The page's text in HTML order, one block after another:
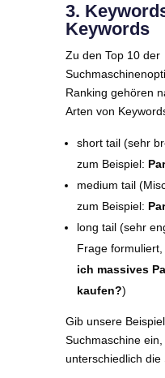
3.
Keywords
Zu den Top 10 der
Ranking gehören
Arten von
short tail (sehr
zum Beispiel:
medium tail
zum Beispiel:
long tail (sehr
Frage
ich massives
kaufen?)
Gib unsere
Suchmaschine
unterschiedlich die